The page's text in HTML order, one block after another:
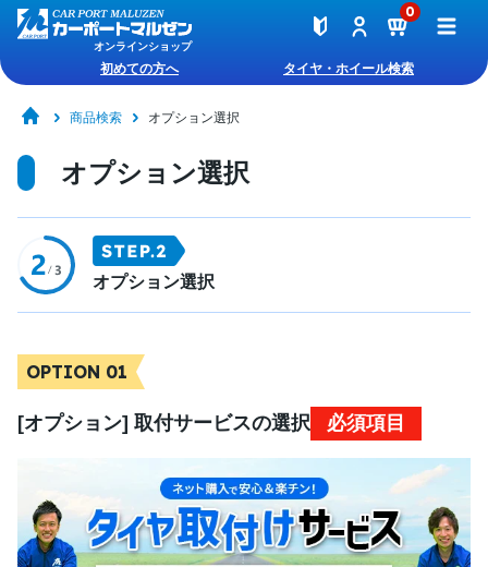
オンラインショップ
0
初めての方へ タイヤ・ホイール検索
商品検索 オプション選択
オプション選択
オプション選択
OPTION 01
[オプション] 取付サービスの選択 必須項目